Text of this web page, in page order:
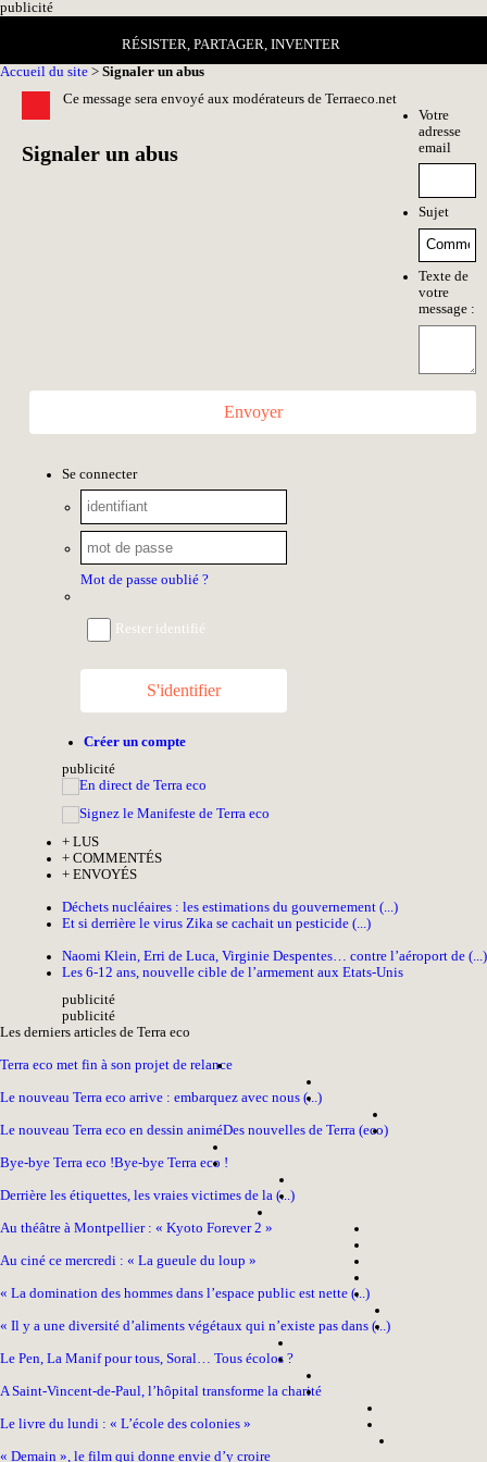
publicité
RÉSISTER, PARTAGER, INVENTER
Accueil du site > Signaler un abus
Ce message sera envoyé aux modérateurs de Terraeco.net
Signaler un abus
Votre
adresse
email
Sujet
Texte de
votre
message :
Envoyer
Se connecter
Mot de passe oublié ?
Rester identifié
S'identifier
Créer un compte
publicité
+ LUS
+ COMMENTÉS
+ ENVOYÉS
Déchets nucléaires : les estimations du gouvernement (...)
Et si derrière le virus Zika se cachait un pesticide (...)
Naomi Klein, Erri de Luca, Virginie Despentes… contre l’aéroport de (...)
Les 6-12 ans, nouvelle cible de l’armement aux Etats-Unis
publicité
publicité
Les derniers articles de Terra eco
Terra eco met fin à son projet de relance
Le nouveau Terra eco arrive : embarquez avec nous (...)
Le nouveau Terra eco en dessin animéDes nouvelles de Terra (eco)
Bye-bye Terra eco !Bye-bye Terra eco !
Derrière les étiquettes, les vraies victimes de la (...)
Au théâtre à Montpellier : « Kyoto Forever 2 »
Au ciné ce mercredi : « La gueule du loup »
« La domination des hommes dans l’espace public est nette (...)
« Il y a une diversité d’aliments végétaux qui n’existe pas dans (...)
Le Pen, La Manif pour tous, Soral… Tous écolos ?
A Saint-Vincent-de-Paul, l’hôpital transforme la charité
Le livre du lundi : « L’école des colonies »
« Demain », le film qui donne envie d’y croire